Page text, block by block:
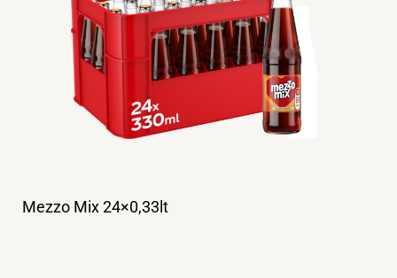
Mezzo Mix 24×0,33lt